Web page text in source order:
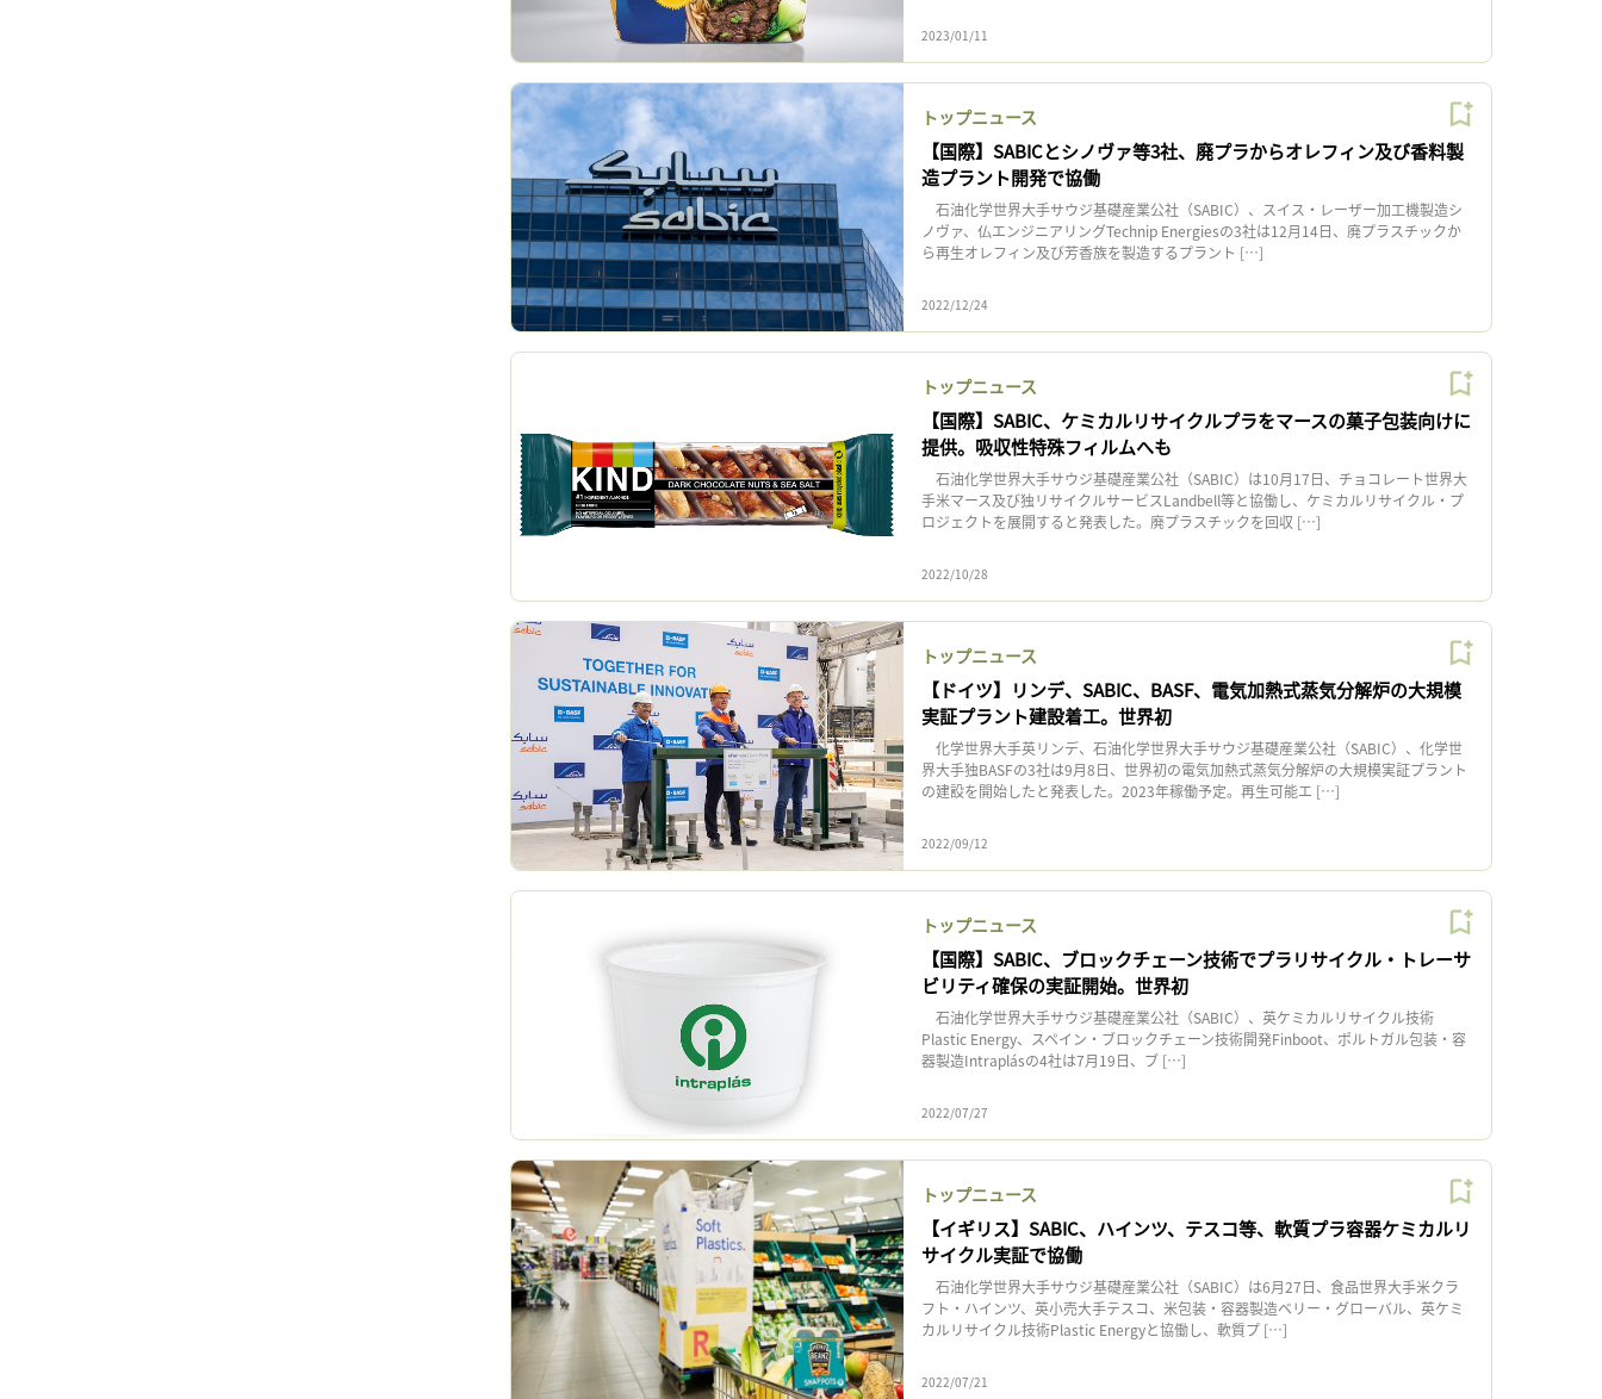
2023/01/11
トップニュース
【国際】SABICとシノヴァ等3社、廃プラからオレフィン及び香料製
造プラント開発で協働
石油化学世界大手サウジ基礎産業公社（SABIC）、スイス・レーザー加工機製造シ
ノヴァ、仏エンジニアリングTechnip Energiesの3社は12月14日、廃プラスチックか
ら再生オレフィン及び芳香族を製造するプラント […]
2022/12/24
トップニュース
【国際】SABIC、ケミカルリサイクルプラをマースの菓子包装向けに
提供。吸収性特殊フィルムへも
石油化学世界大手サウジ基礎産業公社（SABIC）は10月17日、チョコレート世界大
手米マース及び独リサイクルサービスLandbell等と協働し、ケミカルリサイクル・プ
ロジェクトを展開すると発表した。廃プラスチックを回収 […]
2022/10/28
トップニュース
【ドイツ】リンデ、SABIC、BASF、電気加熱式蒸気分解炉の大規模
実証プラント建設着工。世界初
化学世界大手英リンデ、石油化学世界大手サウジ基礎産業公社（SABIC）、化学世
界大手独BASFの3社は9月8日、世界初の電気加熱式蒸気分解炉の大規模実証プラント
の建設を開始したと発表した。2023年稼働予定。再生可能エ […]
2022/09/12
トップニュース
【国際】SABIC、ブロックチェーン技術でプラリサイクル・トレーサ
ビリティ確保の実証開始。世界初
石油化学世界大手サウジ基礎産業公社（SABIC）、英ケミカルリサイクル技術
Plastic Energy、スペイン・ブロックチェーン技術開発Finboot、ポルトガル包装・容
器製造Intraplásの4社は7月19日、ブ […]
2022/07/27
トップニュース
【イギリス】SABIC、ハインツ、テスコ等、軟質プラ容器ケミカルリ
サイクル実証で協働
石油化学世界大手サウジ基礎産業公社（SABIC）は6月27日、食品世界大手米クラ
フト・ハインツ、英小売大手テスコ、米包装・容器製造ベリー・グローバル、英ケミ
カルリサイクル技術Plastic Energyと協働し、軟質プ […]
2022/07/21